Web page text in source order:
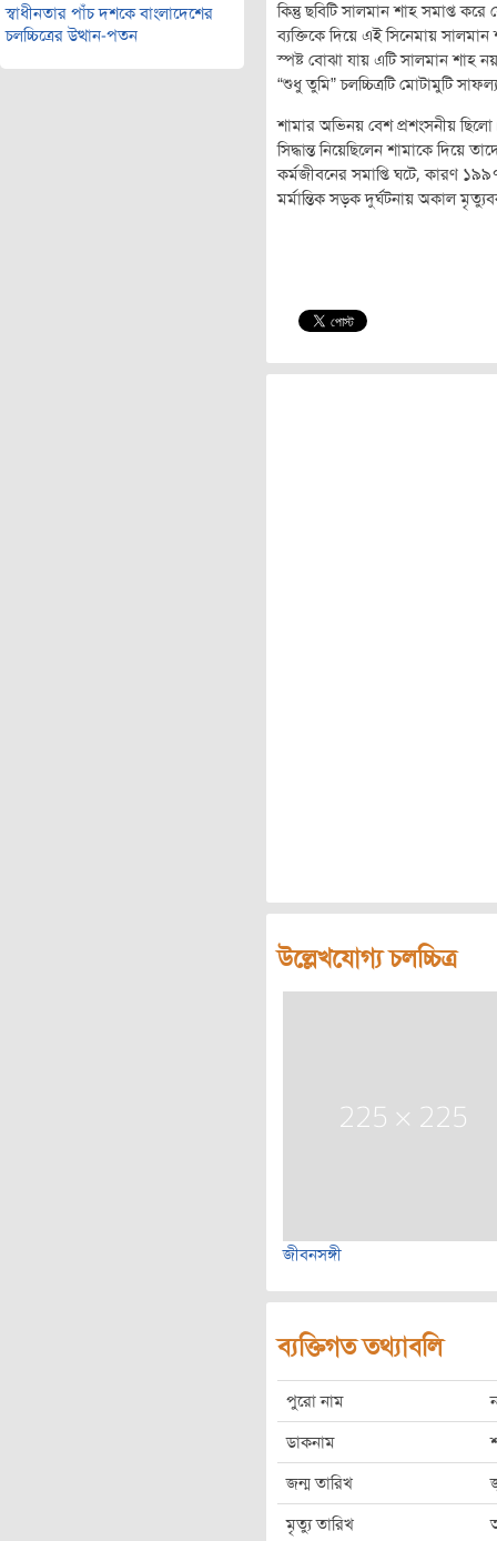
স্বাধীনতার পাঁচ দশকে বাংলাদেশের
চলচ্চিত্রের উত্থান-পতন
কিন্তু ছবিটি সালমান শাহ সমাপ্ত
ব‍্যক্তিকে দিয়ে এই সিনেমায়
স্পষ্ট বোঝা যায় এটি সালমান শাহ
“শুধু তুমি” চলচ্চিত্রটি মোটামুটি
শামার অভিনয় বেশ প্রশংসনীয়
সিদ্ধান্ত নিয়েছিলেন শামাকে দিয়ে
কর্মজীবনের সমাপ্তি ঘটে, কারণ
মর্মান্তিক সড়ক দুর্ঘটনায় অকাল
উল্লেখযোগ্য চলচ্চিত্র
জীবনসঙ্গী
ব্যক্তিগত তথ্যাবলি
পুরো নাম
ডাকনাম
জন্ম তারিখ
মৃত্যু তারিখ